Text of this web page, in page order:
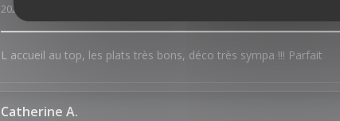
2022-07-04
L accueil au top, les plats très bons, déco très sympa !!! Parfait
Catherine A